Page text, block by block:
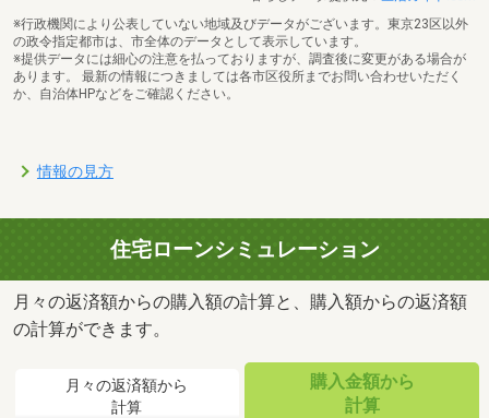
※行政機関により公表していない地域及びデータがございます。東京23区以外
の政令指定都市は、市全体のデータとして表示しています。
※提供データには細心の注意を払っておりますが、調査後に変更がある場合が
あります。 最新の情報につきましては各市区役所までお問い合わせいただく
か、自治体HPなどをご確認ください。
情報の見方
住宅ローンシミュレーション
月々の返済額からの購入額の計算と、購入額からの返済額
の計算ができます。
月々の返済額から
計算
購入金額から
計算